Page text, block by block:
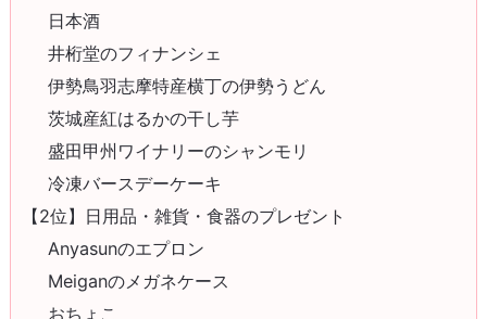
日本酒
井桁堂のフィナンシェ
伊勢鳥羽志摩特産横丁の伊勢うどん
茨城産紅はるかの干し芋
盛田甲州ワイナリーのシャンモリ
冷凍バースデーケーキ
【2位】日用品・雑貨・食器のプレゼント
Anyasunのエプロン
Meiganのメガネケース
おちょこ